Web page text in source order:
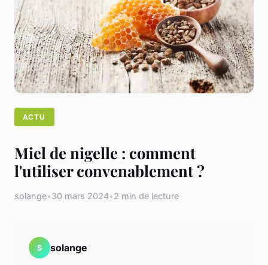
ACTU
Miel de nigelle : comment
l'utiliser convenablement ?
solange•30 mars 2024•2 min de lecture
S solange